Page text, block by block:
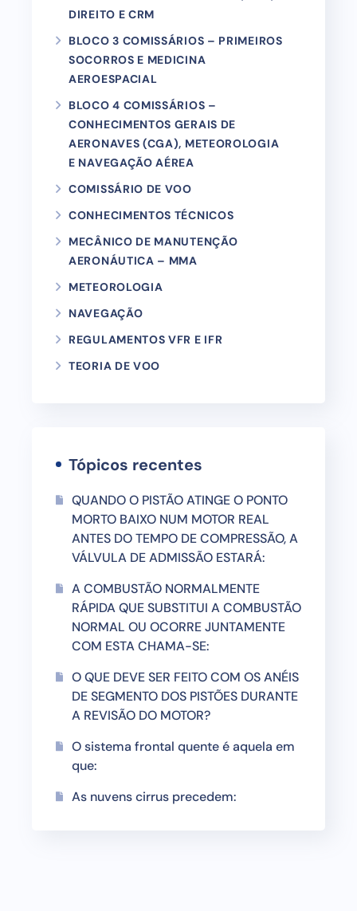
DIREITO E CRM
BLOCO 3 COMISSÁRIOS – PRIMEIROS
SOCORROS E MEDICINA
AEROESPACIAL
BLOCO 4 COMISSÁRIOS –
CONHECIMENTOS GERAIS DE
AERONAVES (CGA), METEOROLOGIA
E NAVEGAÇÃO AÉREA
COMISSÁRIO DE VOO
CONHECIMENTOS TÉCNICOS
MECÂNICO DE MANUTENÇÃO
AERONÁUTICA – MMA
METEOROLOGIA
NAVEGAÇÃO
REGULAMENTOS VFR E IFR
TEORIA DE VOO
Tópicos recentes
QUANDO O PISTÃO ATINGE O PONTO
MORTO BAIXO NUM MOTOR REAL
ANTES DO TEMPO DE COMPRESSÃO, A
VÁLVULA DE ADMISSÃO ESTARÁ:
A COMBUSTÃO NORMALMENTE
RÁPIDA QUE SUBSTITUI A COMBUSTÃO
NORMAL OU OCORRE JUNTAMENTE
COM ESTA CHAMA-SE:
O QUE DEVE SER FEITO COM OS ANÉIS
DE SEGMENTO DOS PISTÕES DURANTE
A REVISÃO DO MOTOR?
O sistema frontal quente é aquela em
que:
As nuvens cirrus precedem: